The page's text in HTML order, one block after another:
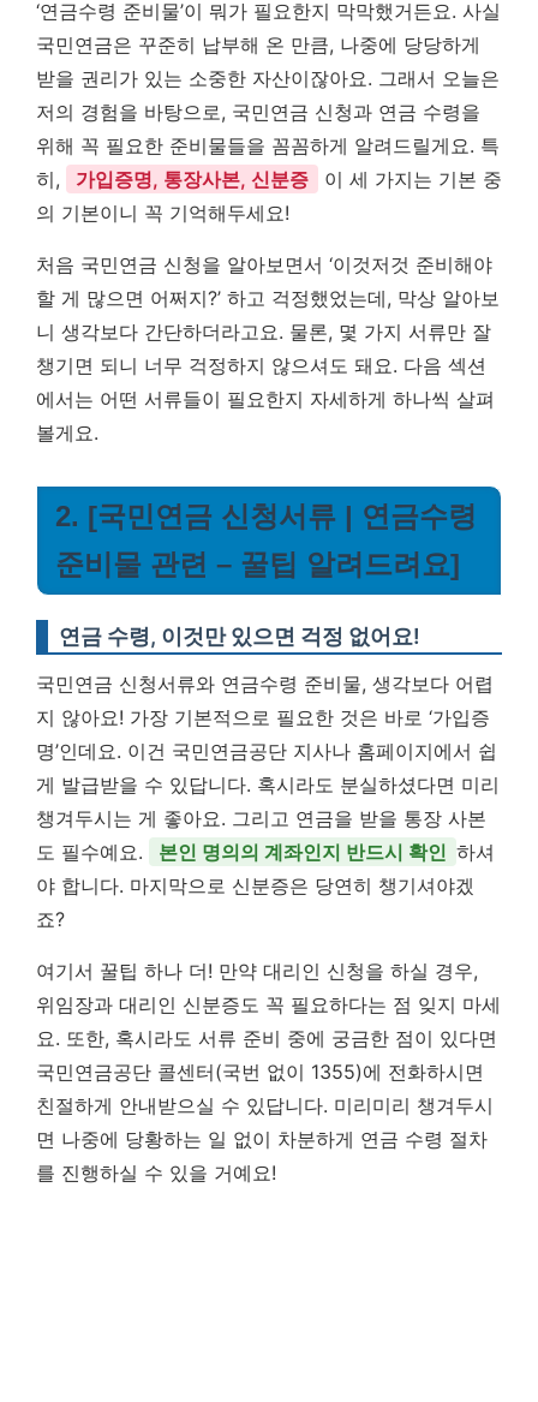
‘연금수령 준비물’이 뭐가 필요한지 막막했거든요. 사실
국민연금은 꾸준히 납부해 온 만큼, 나중에 당당하게
받을 권리가 있는 소중한 자산이잖아요. 그래서 오늘은
저의 경험을 바탕으로, 국민연금 신청과 연금 수령을
위해 꼭 필요한 준비물들을 꼼꼼하게 알려드릴게요. 특
히,
가입증명, 통장사본, 신분증
이 세 가지는 기본 중
의 기본이니 꼭 기억해두세요!
처음 국민연금 신청을 알아보면서 ‘이것저것 준비해야
할 게 많으면 어쩌지?’ 하고 걱정했었는데, 막상 알아보
니 생각보다 간단하더라고요. 물론, 몇 가지 서류만 잘
챙기면 되니 너무 걱정하지 않으셔도 돼요. 다음 섹션
에서는 어떤 서류들이 필요한지 자세하게 하나씩 살펴
볼게요.
2. [국민연금 신청서류 | 연금수령
준비물 관련 – 꿀팁 알려드려요]
연금 수령, 이것만 있으면 걱정 없어요!
국민연금 신청서류와 연금수령 준비물, 생각보다 어렵
지 않아요! 가장 기본적으로 필요한 것은 바로 ‘가입증
명’인데요. 이건 국민연금공단 지사나 홈페이지에서 쉽
게 발급받을 수 있답니다. 혹시라도 분실하셨다면 미리
챙겨두시는 게 좋아요. 그리고 연금을 받을 통장 사본
도 필수예요.
본인 명의의 계좌인지 반드시 확인 하셔
야 합니다. 마지막으로 신분증은 당연히 챙기셔야겠
죠?
여기서 꿀팁 하나 더! 만약 대리인 신청을 하실 경우,
위임장과 대리인 신분증도 꼭 필요하다는 점 잊지 마세
요. 또한, 혹시라도 서류 준비 중에 궁금한 점이 있다면
국민연금공단 콜센터(국번 없이 1355)에 전화하시면
친절하게 안내받으실 수 있답니다. 미리미리 챙겨두시
면 나중에 당황하는 일 없이 차분하게 연금 수령 절차
를 진행하실 수 있을 거예요!